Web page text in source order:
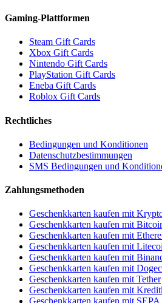
Gaming-Plattformen
Steam Gift Cards
Xbox Gift Cards
Nintendo Gift Cards
PlayStation Gift Cards
Eneba Gift Cards
Roblox Gift Cards
Rechtliches
Bedingungen und Konditionen
Datenschutzbestimmungen
SMS Bedingungen und
Zahlungsmethoden
Geschenkkarten kaufen mit
Geschenkkarten kaufen mit
Geschenkkarten kaufen mit
Geschenkkarten kaufen mit
Geschenkkarten kaufen mit
Geschenkkarten kaufen mit
Geschenkkarten kaufen mit Tether
Geschenkkarten kaufen mit